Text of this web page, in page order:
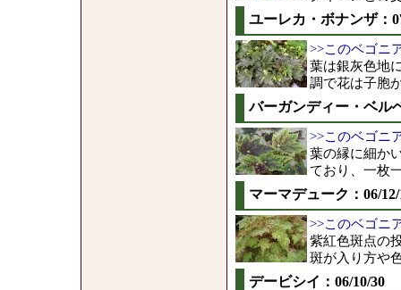
ユーレカ・ボナンザ：
>>このベゴニ
葉は銀灰色地
調で花は子胞
バーガンディー・ベル
>>このベゴニ
葉の縁に細か
ており、一枚
マーマデューク：06/12/
>>このベゴニ
紫紅色斑点の
斑が入り方や
デービシイ：06/10/30